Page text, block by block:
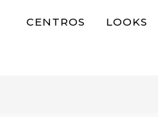
CENTROS LOOKS